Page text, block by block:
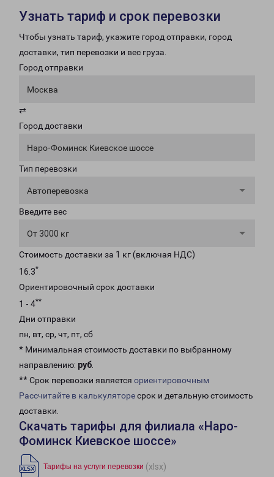
Узнать тариф и срок перевозки
Чтобы узнать тариф, укажите город отправки, город
доставки, тип перевозки и вес груза.
Город отправки
Москва
⇄
Город доставки
Наро-Фоминск Киевское шоссе
Тип перевозки
Автоперевозка
Введите вес
От 3000 кг
Стоимость доставки за 1 кг (включая НДС)
16.3*
Ориентировочный срок доставки
1 - 4**
Дни отправки
пн, вт, ср, чт, пт, сб
* Минимальная стоимость доставки по выбранному
направлению: руб.
** Срок перевозки является ориентировочным
Рассчитайте в калькуляторесрок и детальную стоимость
доставки.
Скачать тарифы для филиала «Наро-
Фоминск Киевское шоссе»
Тарифы на услуги перевозки (xlsx)